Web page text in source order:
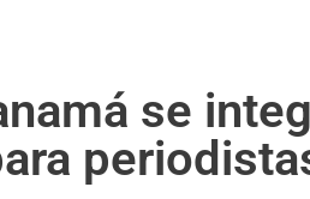
se